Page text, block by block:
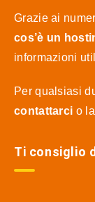
Grazie ai
cos’è un
informazioni
Per qualsiasi
contattarci o
Ti consiglio